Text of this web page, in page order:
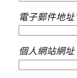
電子郵件地址
個人網站網址